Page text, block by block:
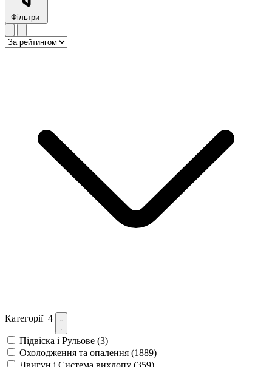
Фільтри
Категорії 4
Підвіска і Рульове (3)
Охолодження та опалення (1889)
Двигун і Система вихлопу (359)